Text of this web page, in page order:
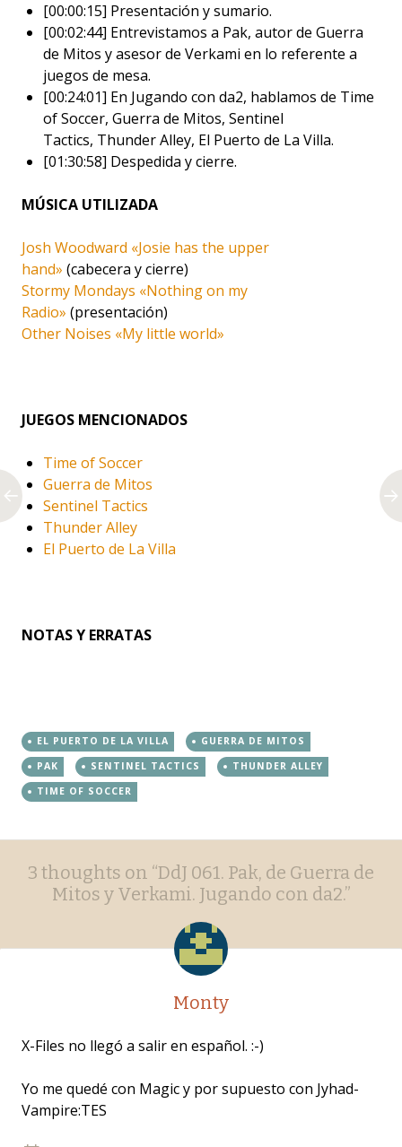
[00:00:15] Presentación y sumario.
[00:02:44] Entrevistamos a Pak, autor de Guerra
de Mitos y asesor de Verkami en lo referente a
juegos de mesa.
[00:24:01] En Jugando con da2, hablamos de Time
of Soccer, Guerra de Mitos, Sentinel
Tactics, Thunder Alley, El Puerto de La Villa.
[01:30:58] Despedida y cierre.
MÚSICA UTILIZADA
Josh Woodward «Josie has the upper
hand» (cabecera y cierre)
Stormy Mondays «Nothing on my
Radio» (presentación)
Other Noises «My little world»
JUEGOS MENCIONADOS
Time of Soccer
Guerra de Mitos
Sentinel Tactics
Thunder Alley
El Puerto de La Villa
NOTAS Y ERRATAS
EL PUERTO DE LA VILLA
GUERRA DE MITOS
PAK
SENTINEL TACTICS
THUNDER ALLEY
TIME OF SOCCER
Post
navigation
3 thoughts on “DdJ 061. Pak, de Guerra de
Mitos y Verkami. Jugando con da2.”
Monty
X-Files no llegó a salir en español. :-)
Yo me quedé con Magic y por supuesto con Jyhad-
Vampire:TES